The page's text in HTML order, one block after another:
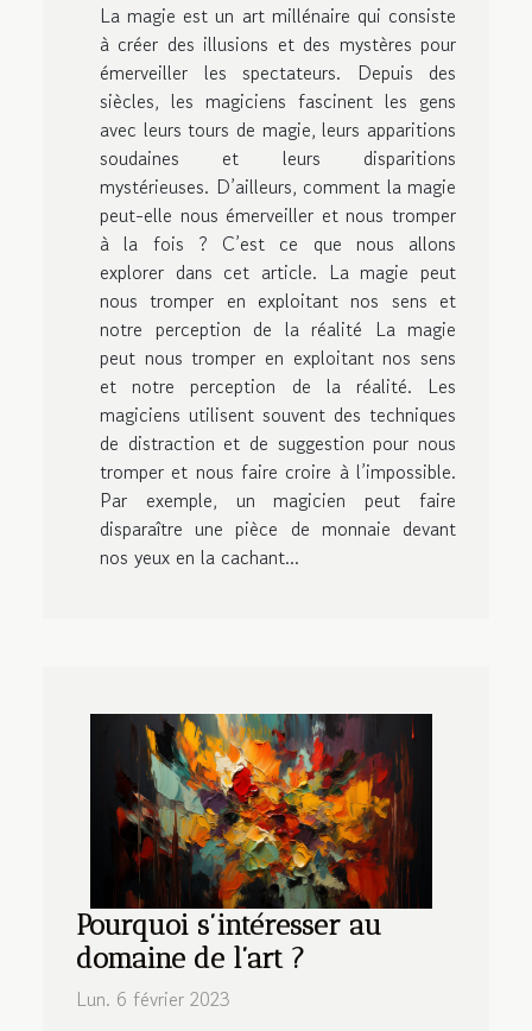
La magie est un art millénaire qui consiste
à créer des illusions et des mystères pour
émerveiller les spectateurs. Depuis des
siècles, les magiciens fascinent les gens
avec leurs tours de magie, leurs apparitions
soudaines et leurs disparitions
mystérieuses. D’ailleurs, comment la magie
peut-elle nous émerveiller et nous tromper
à la fois ? C’est ce que nous allons
explorer dans cet article. La magie peut
nous tromper en exploitant nos sens et
notre perception de la réalité La magie
peut nous tromper en exploitant nos sens
et notre perception de la réalité. Les
magiciens utilisent souvent des techniques
de distraction et de suggestion pour nous
tromper et nous faire croire à l’impossible.
Par exemple, un magicien peut faire
disparaître une pièce de monnaie devant
nos yeux en la cachant...
Pourquoi s’intéresser au
domaine de l’art ?
Lun. 6 février 2023